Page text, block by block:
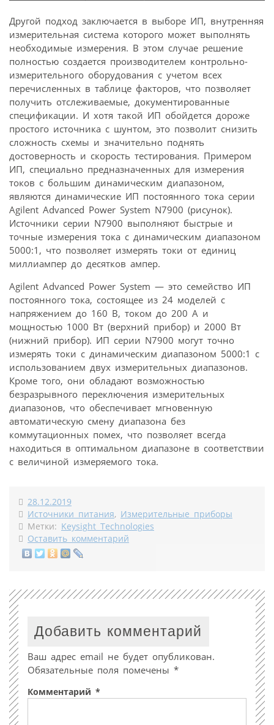
Другой подход заключается в выборе ИП, внутренняя
измерительная система которого может выполнять
необходимые измерения. В этом случае решение
полностью создается производителем контрольно-
измерительного оборудования с учетом всех
перечисленных в таблице факторов, что позволяет
получить отслеживаемые, документированные
спецификации. И хотя такой ИП обойдется дороже
простого источника с шунтом, это позволит снизить
сложность схемы и значительно поднять
достоверность и скорость тестирования. Примером
ИП, специально предназначенных для измерения
токов с большим динамическим диапазоном,
являются динамические ИП постоянного тока серии
Agilent Advanced Power System N7900 (рисунок).
Источники серии N7900 выполняют быстрые и
точные измерения тока с динамическим диапазоном
5000:1, что позволяет измерять токи от единиц
миллиампер до десятков ампер.
Agilent Advanced Power System — это семейство ИП
постоянного тока, состоящее из 24 моделей с
напряжением до 160 В, током до 200 А и
мощностью 1000 Вт (верхний прибор) и 2000 Вт
(нижний прибор). ИП серии N7900 могут точно
измерять токи с динамическим диапазоном 5000:1 с
использованием двух измерительных диапазонов.
Кроме того, они обладают возможностью
безразрывного переключения измерительных
диапазонов, что обеспечивает мгновенную
автоматическую смену диапазона без
коммутационных помех, что позволяет всегда
находиться в оптимальном диапазоне в соответствии
с величиной измеряемого тока.
28.12.2019
Источники питания, Измерительные приборы
Метки: Keysight Technologies
Оставить комментарий
Добавить комментарий
Ваш адрес email не будет опубликован.
Обязательные поля помечены *
Комментарий *